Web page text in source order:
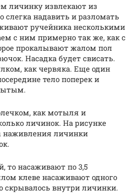
личинку извлекают из
слегка надавить и разломать
ручейника несколькими
с ним примерно так же, как с
прокалывают жалом пол
Насадка будет свисать.
как червяка. Еще один
тело поперек и
как мотыля и
личинок. На рисунке
наживления личинки
то насаживают по 3,5
клеве насаживают одного
скрывалось внутри личинки.